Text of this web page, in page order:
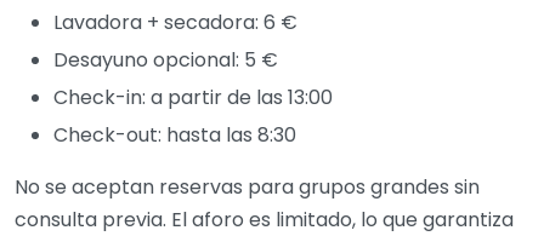
Lavadora + secadora: 6 €
Desayuno opcional: 5 €
Check-in: a partir de las 13:00
Check-out: hasta las 8:30
No se aceptan reservas para grupos grandes sin
consulta previa. El aforo es limitado, lo que garantiza